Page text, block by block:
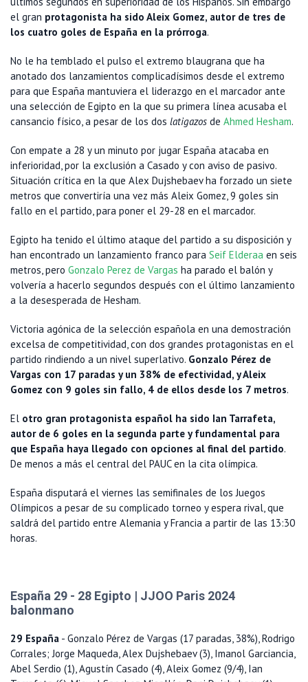
el gran protagonista ha sido Aleix Gomez, autor de tres de
los cuatro goles de España en la prórroga.
No le ha temblado el pulso el extremo blaugrana que ha
anotado dos lanzamientos complicadísimos desde el extremo
para que España mantuviera el liderazgo en el marcador ante
una selección de Egipto en la que su primera línea acusaba el
cansancio físico, a pesar de los dos latigazos de Ahmed Hesham.
Con empate a 28 y un minuto por jugar España atacaba en
inferioridad, por la exclusión a Casado y con aviso de pasivo.
Situación crítica en la que Alex Dujshebaev ha forzado un siete
metros que convertiría una vez más Aleix Gomez, 9 goles sin
fallo en el partido, para poner el 29-28 en el marcador.
Egipto ha tenido el último ataque del partido a su disposición y
han encontrado un lanzamiento franco para Seif Elderaa en seis
metros, pero Gonzalo Perez de Vargas ha parado el balón y
volvería a hacerlo segundos después con el último lanzamiento
a la desesperada de Hesham.
Victoria agónica de la selección española en una demostración
excelsa de competitividad, con dos grandes protagonistas en el
partido rindiendo a un nivel superlativo. Gonzalo Pérez de
Vargas con 17 paradas y un 38% de efectividad, y Aleix
Gomez con 9 goles sin fallo, 4 de ellos desde los 7 metros.
El otro gran protagonista español ha sido Ian Tarrafeta,
autor de 6 goles en la segunda parte y fundamental para
que España haya llegado con opciones al final del partido.
De menos a más el central del PAUC en la cita olímpica.
España disputará el viernes las semifinales de los Juegos
Olímpicos a pesar de su complicado torneo y espera rival, que
saldrá del partido entre Alemania y Francia a partir de las 13:30
horas.
España 29 - 28 Egipto | JJOO Paris 2024
balonmano
29 España - Gonzalo Pérez de Vargas (17 paradas, 38%), Rodrigo
Corrales; Jorge Maqueda, Alex Dujshebaev (3), Imanol Garciancia,
Abel Serdio (1), Agustín Casado (4), Aleix Gomez (9/4), Ian